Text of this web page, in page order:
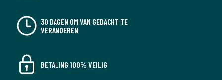
30 DAGEN OM VAN GEDACHT TE
VERANDEREN
BETALING 100% VEILIG